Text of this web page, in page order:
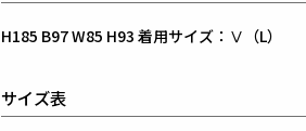
H185 B97 W85 H93 着用サイズ：Ⅴ（L）
サイズ表